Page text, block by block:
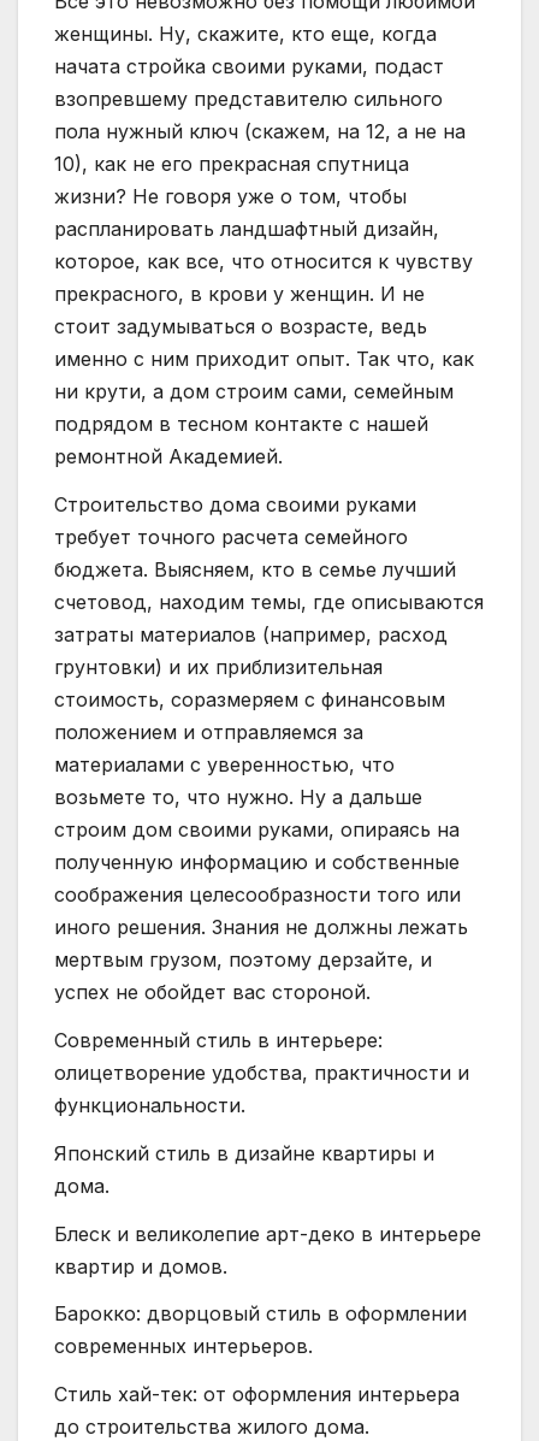
женщины. Ну, скажите, кто еще, когда
начата стройка своими руками, подаст
взопревшему представителю сильного
пола нужный ключ (скажем, на 12, а не на
10), как не его прекрасная спутница
жизни? Не говоря уже о том, чтобы
распланировать ландшафтный дизайн,
которое, как все, что относится к чувству
прекрасного, в крови у женщин. И не
стоит задумываться о возрасте, ведь
именно с ним приходит опыт. Так что, как
ни крути, а дом строим сами, семейным
подрядом в тесном контакте с нашей
ремонтной Академией.
Строительство дома своими руками
требует точного расчета семейного
бюджета. Выясняем, кто в семье лучший
счетовод, находим темы, где описываются
затраты материалов (например, расход
грунтовки) и их приблизительная
стоимость, соразмеряем с финансовым
положением и отправляемся за
материалами с уверенностью, что
возьмете то, что нужно. Ну а дальше
строим дом своими руками, опираясь на
полученную информацию и собственные
соображения целесообразности того или
иного решения. Знания не должны лежать
мертвым грузом, поэтому дерзайте, и
успех не обойдет вас стороной.
Современный стиль в интерьере:
олицетворение удобства, практичности и
функциональности.
Японский стиль в дизайне квартиры и
дома.
Блеск и великолепие арт-деко в интерьере
квартир и домов.
Барокко: дворцовый стиль в оформлении
современных интерьеров.
Стиль хай-тек: от оформления интерьера
до строительства жилого дома.